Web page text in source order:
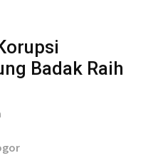
Badak Raih